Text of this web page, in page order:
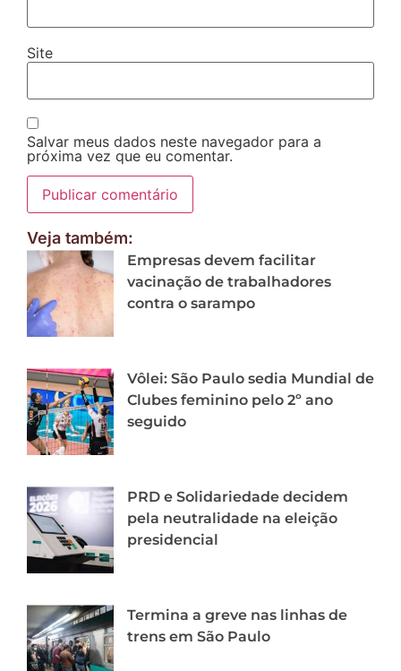
Site
Salvar meus dados neste navegador para a
próxima vez que eu comentar.
Veja também:
Empresas devem facilitar
vacinação de trabalhadores
contra o sarampo
Vôlei: São Paulo sedia Mundial de
Clubes feminino pelo 2º ano
seguido
PRD e Solidariedade decidem
pela neutralidade na eleição
presidencial
Termina a greve nas linhas de
trens em São Paulo